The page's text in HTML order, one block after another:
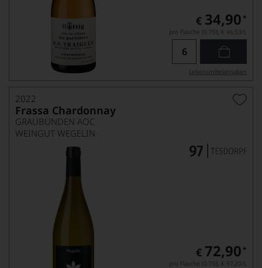
€ 34,90 *
pro Flasche (0.75l), € 46,53/L
Lebensmittel­angaben
2022
Frassa Chardonnay
GRAUBÜNDEN AOC
WEINGUT WEGELIN
€ 72,90 *
pro Flasche (0.75l), € 97,20/L